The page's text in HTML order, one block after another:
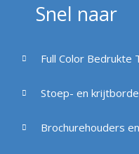
Snel naar
Full Color Bedrukte
Stoep- en
Brochurehouders